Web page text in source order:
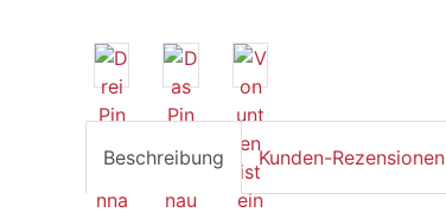
Beschreibung Kunden-Rezensionen